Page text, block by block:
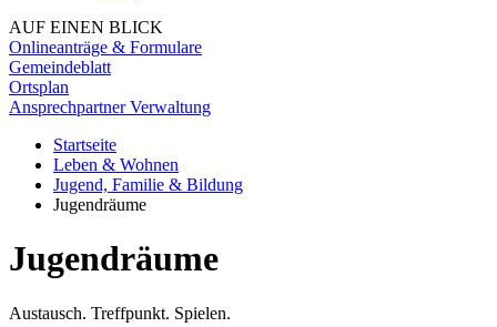
AUF EINEN BLICK
Onlineanträge & Formulare
Gemeindeblatt
Ortsplan
Ansprechpartner Verwaltung
Startseite
Leben & Wohnen
Jugend, Familie & Bildung
Jugendräume
Jugendräume
Austausch. Treffpunkt. Spielen.